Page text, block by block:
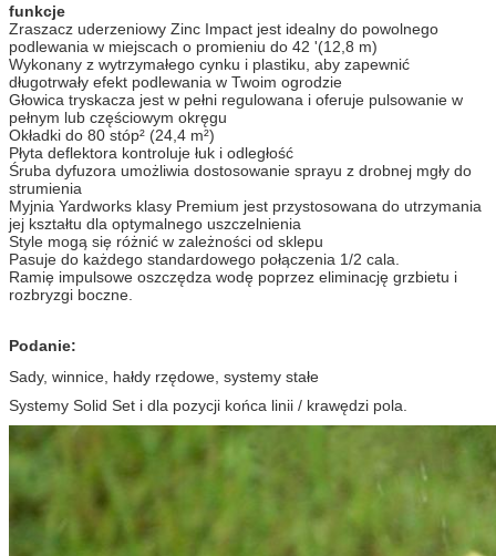
funkcje
Zraszacz uderzeniowy Zinc Impact jest idealny do powolnego
podlewania w miejscach o promieniu do 42 '(12,8 m)
Wykonany z wytrzymałego cynku i plastiku, aby zapewnić
długotrwały efekt podlewania w Twoim ogrodzie
Głowica tryskacza jest w pełni regulowana i oferuje pulsowanie w
pełnym lub częściowym okręgu
Okładki do 80 stóp² (24,4 m²)
Płyta deflektora kontroluje łuk i odległość
Śruba dyfuzora umożliwia dostosowanie sprayu z drobnej mgły do ​​
strumienia
Myjnia Yardworks klasy Premium jest przystosowana do utrzymania
jej kształtu dla optymalnego uszczelnienia
Style mogą się różnić w zależności od sklepu
Pasuje do każdego standardowego połączenia 1/2 cala.
Ramię impulsowe oszczędza wodę poprzez eliminację grzbietu i
rozbryzgi boczne.
Podanie:
Sady, winnice, hałdy rzędowe, systemy stałe
Systemy Solid Set i dla pozycji końca linii / krawędzi pola.